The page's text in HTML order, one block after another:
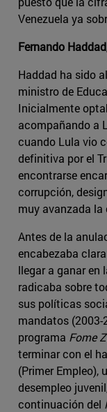
Venezuela ya
Fernando
Haddad ha sido
ministro de
Inicialmente
acompañando a
cuando Lula vio
definitiva por el
encontrarse
corrupción,
muy avanzada
Antes de la
encabezaba
llegar a ganar en
radicaba sobre
sus políticas
mandatos (2003-
programa Fome
terminar con el
(Primer Empleo),
desempleo
continuación del